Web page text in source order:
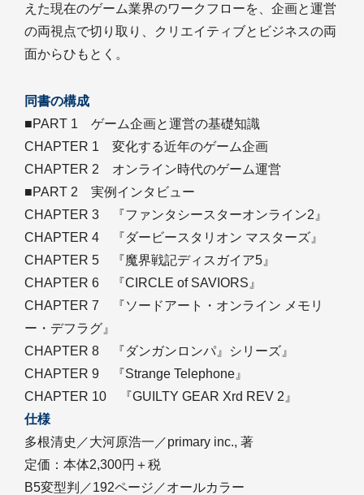
えた現在のゲーム業界のワークフローを、企画と運営
の両視点で切り取り、クリエイティブとビジネスの両
面からひもとく。
同書の構成
■PART 1 ゲーム企画と運営の基礎知識
CHAPTER 1 変化する近年のゲーム企画
CHAPTER 2 オンライン時代のゲーム運営
■PART 2 実例インタビュー
CHAPTER 3 『ファンタシースターオンライン2』
CHAPTER 4 『ダービースタリオン マスターズ』
CHAPTER 5 『魔界戦記ディスガイア5』
CHAPTER 6 『CIRCLE of SAVIORS』
CHAPTER 7 『ソードアート・オンライン メモリ
ー・デフラグ』
CHAPTER 8 『ダンガンロンパ』シリーズ』
CHAPTER 9 『Strange Telephone』
CHAPTER 10 『GUILTY GEAR Xrd REV 2』
仕様
多根清史／大河原浩一／primary inc., 著
定価：本体2,300円＋税
B5変型判／192ページ／オールカラー